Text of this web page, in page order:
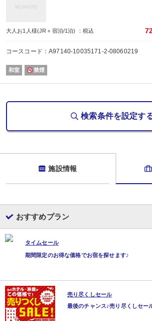
【食事場所】 お部屋食 ※お食事の提供数が定員人
■特典■
②高級アメニティ「ロクシタン」のシャンプー、リ
③岩盤浴を割引料金又はショットバーにてお好きな
カップル専用室は通常利用(宿泊者限定)１組
女性室は通常利用(宿泊者限定)１名1200円
さらに、【紗々羅館一般和室・和洋室】ご宿泊なら
＜貸切露天風呂・岩盤浴のご利用に関して＞
・事前予約を受け付けています。
・ご利用日によっては混み合っていることがあり、
・JRでお越しの場合、下呂駅から無料タクシー送迎
・添い寝幼児のお子様の場合、別注文でお子様用食
大人お1人様(JR＋宿泊/1泊) ：税込
コースコード：A97140-10035171-2-08060219
和室 禁煙
検索条件を設定す
施設情報
おすすめプラン
タイムセール
期間限定のお得な価格でお宿を探せます♪
売り尽くしセール
最後のチャンス♪売り尽くしセー